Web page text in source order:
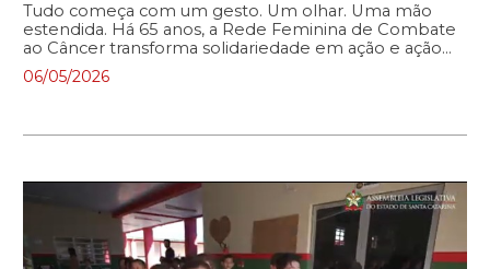
Tudo começa com um gesto. Um olhar. Uma mão
estendida. Há 65 anos, a Rede Feminina de Combate
ao Câncer transforma solidariedade em ação e ação
em vidas salvas. Neste vídeo, você vai conhecer a
trajetória de mulheres que decidiram não esperar, mas
construíram uma rede de esperança que atravessa
06/05/2026